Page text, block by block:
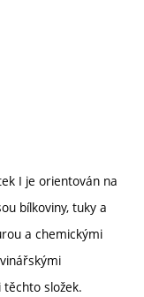
I je orientován na
bílkoviny, tuky a
a chemickými
složek.